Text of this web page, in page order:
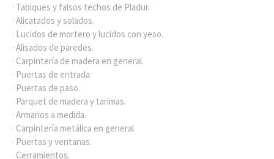
· Tabiques y falsos techos de Pladur.
· Alicatados y solados.
· Lucidos de mortero y lucidos con yeso.
· Alisados de paredes.
· Carpintería de madera en general.
· Puertas de entrada.
· Puertas de paso.
· Parquet de madera y tarimas.
· Armarios a medida.
· Carpintería metálica en general.
· Puertas y ventanas.
· Cerramientos.